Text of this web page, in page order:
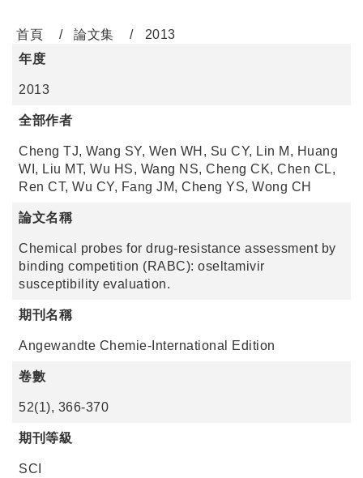
首頁 論文集
2013
年度
2013
全部作者
Cheng TJ, Wang SY, Wen WH, Su CY, Lin M, Huang
WI, Liu MT, Wu HS, Wang NS, Cheng CK, Chen CL,
Ren CT, Wu CY, Fang JM, Cheng YS, Wong CH
論文名稱
Chemical probes for drug-resistance assessment by
binding competition (RABC): oseltamivir
susceptibility evaluation.
期刊名稱
Angewandte Chemie-International Edition
卷數
52(1), 366-370
期刊等級
SCI